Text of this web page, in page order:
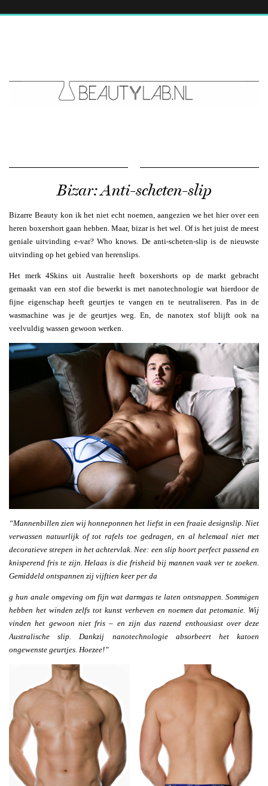
Bizar: Anti-scheten-slip
Bizarre Beauty kon ik het niet echt noemen, aangezien we het hier over een
heren boxershort gaan hebben. Maar, bizar is het wel. Of is het juist de meest
geniale uitvinding e-var? Who knows. De anti-scheten-slip is de nieuwste
uitvinding op het gebied van herenslips.
Het merk 4Skins uit Australie heeft boxershorts op de markt gebracht
gemaakt van een stof die bewerkt is met nanotechnologie wat hierdoor de
fijne eigenschap heeft geurtjes te vangen en te neutraliseren. Pas in de
wasmachine was je de geurtjes weg. En, de nanotex stof blijft ook na
veelvuldig wassen gewoon werken.
“Mannenbillen zien wij honneponnen het liefst in een fraaie designslip. Niet
verwassen natuurlijk of tot rafels toe gedragen, en al helemaal niet met
decoratieve strepen in het achtervlak. Nee: een slip hoort perfect passend en
knisperend fris te zijn. Helaas is die frisheid bij mannen vaak ver te zoeken.
Gemiddeld ontspannen zij vijftien keer per da
g hun anale omgeving om fijn wat darmgas te laten ontsnappen. Sommigen
hebben het winden zelfs tot kunst verheven en noemen dat petomanie. Wij
vinden het gewoon niet fris – en zijn dus razend enthousiast over deze
Australische slip. Dankzij nanotechnologie absorbeert het katoen
ongewenste geurtjes. Hoezee!”